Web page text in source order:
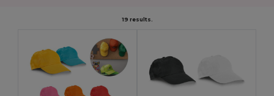
19 results.